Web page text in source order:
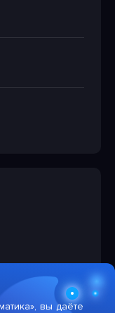
ПО
вы даёте